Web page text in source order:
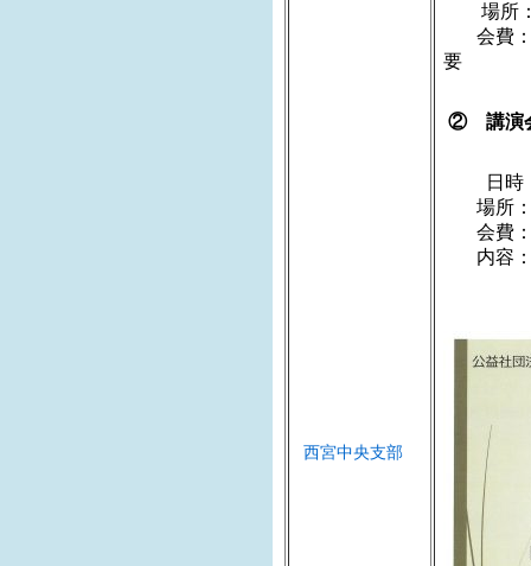
西宮中央支部
場所：
会費
② 講演
日時：
場所：
会費
内容：